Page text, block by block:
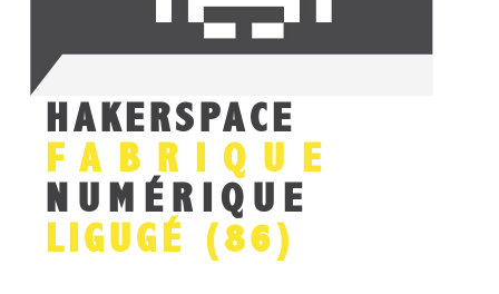
HAKERSPACE
FABRIQUE
NUMÉRIQUE
LIGUGÉ (86)